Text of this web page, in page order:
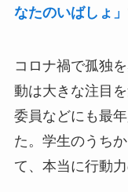
なたのいばしょ」
コロナ禍で孤独
動は大きな注目
委員などにも最
た。学生のうち
て、本当に行動